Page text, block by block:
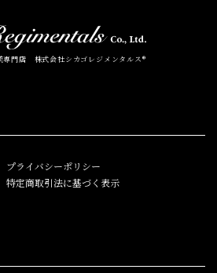
専門店 株式会社シカゴレジメンタルス®
プライバシーポリシー
特定商取引法に基づく表示